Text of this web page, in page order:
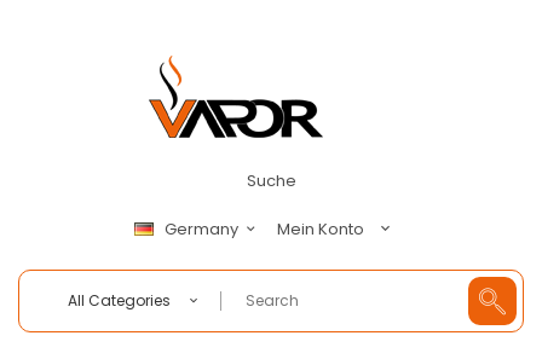
Suche
Germany Mein Konto
All Categories